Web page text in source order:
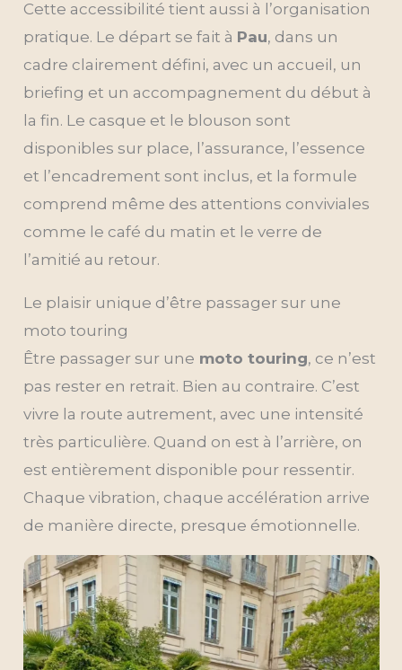
Cette accessibilité tient aussi à l’organisation
pratique. Le départ se fait à Pau, dans un
cadre clairement défini, avec un accueil, un
briefing et un accompagnement du début à
la fin. Le casque et le blouson sont
disponibles sur place, l’assurance, l’essence
et l’encadrement sont inclus, et la formule
comprend même des attentions conviviales
comme le café du matin et le verre de
l’amitié au retour.
Le plaisir unique d’être passager sur une
moto touring
Être passager sur une moto touring, ce n’est
pas rester en retrait. Bien au contraire. C’est
vivre la route autrement, avec une intensité
très particulière. Quand on est à l’arrière, on
est entièrement disponible pour ressentir.
Chaque vibration, chaque accélération arrive
de manière directe, presque émotionnelle.